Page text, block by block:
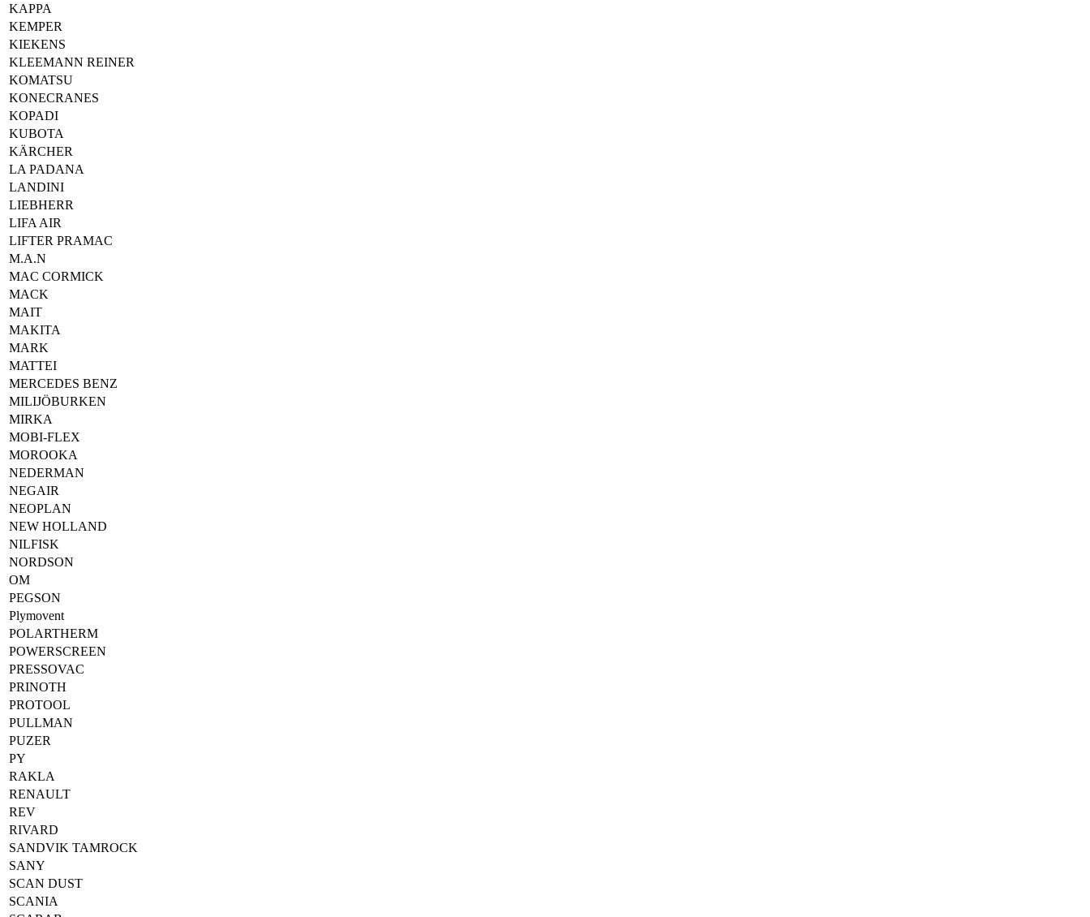
KAPPA
KEMPER
KIEKENS
KLEEMANN REINER
KOMATSU
KONECRANES
KOPADI
KUBOTA
KÄRCHER
LA PADANA
LANDINI
LIEBHERR
LIFA AIR
LIFTER PRAMAC
M.A.N
MAC CORMICK
MACK
MAIT
MAKITA
MARK
MATTEI
MERCEDES BENZ
MILIJÖBURKEN
MIRKA
MOBI-FLEX
MOROOKA
NEDERMAN
NEGAIR
NEOPLAN
NEW HOLLAND
NILFISK
NORDSON
OM
PEGSON
Plymovent
POLARTHERM
POWERSCREEN
PRESSOVAC
PRINOTH
PROTOOL
PULLMAN
PUZER
PY
RAKLA
RENAULT
REV
RIVARD
SANDVIK TAMROCK
SANY
SCAN DUST
SCANIA